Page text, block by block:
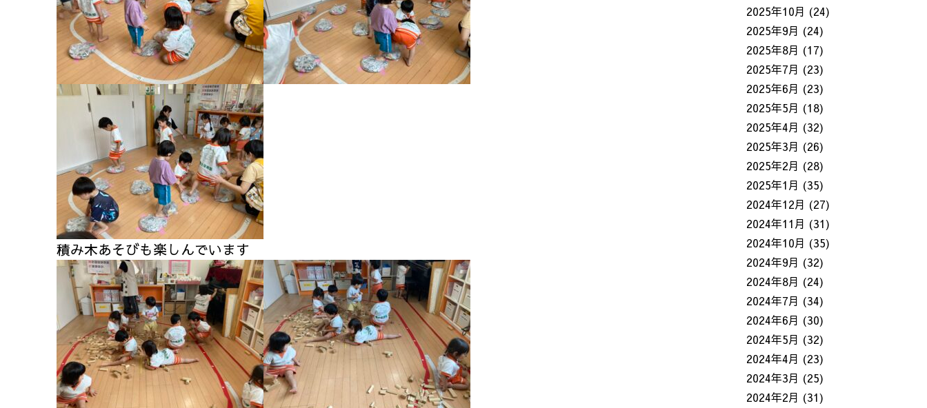
積み木あそびも楽しんでいます
2025年10月 (24)
2025年9月 (24)
2025年8月 (17)
2025年7月 (23)
2025年6月 (23)
2025年5月 (18)
2025年4月 (32)
2025年3月 (26)
2025年2月 (28)
2025年1月 (35)
2024年12月 (27)
2024年11月 (31)
2024年10月 (35)
2024年9月 (32)
2024年8月 (24)
2024年7月 (34)
2024年6月 (30)
2024年5月 (32)
2024年4月 (23)
2024年3月 (25)
2024年2月 (31)